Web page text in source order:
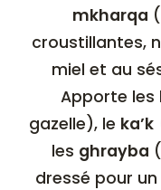
mkharqa
croustillantes,
miel et au
Apporte les
gazelle), le ka’k
les ghrayba
dressé pour